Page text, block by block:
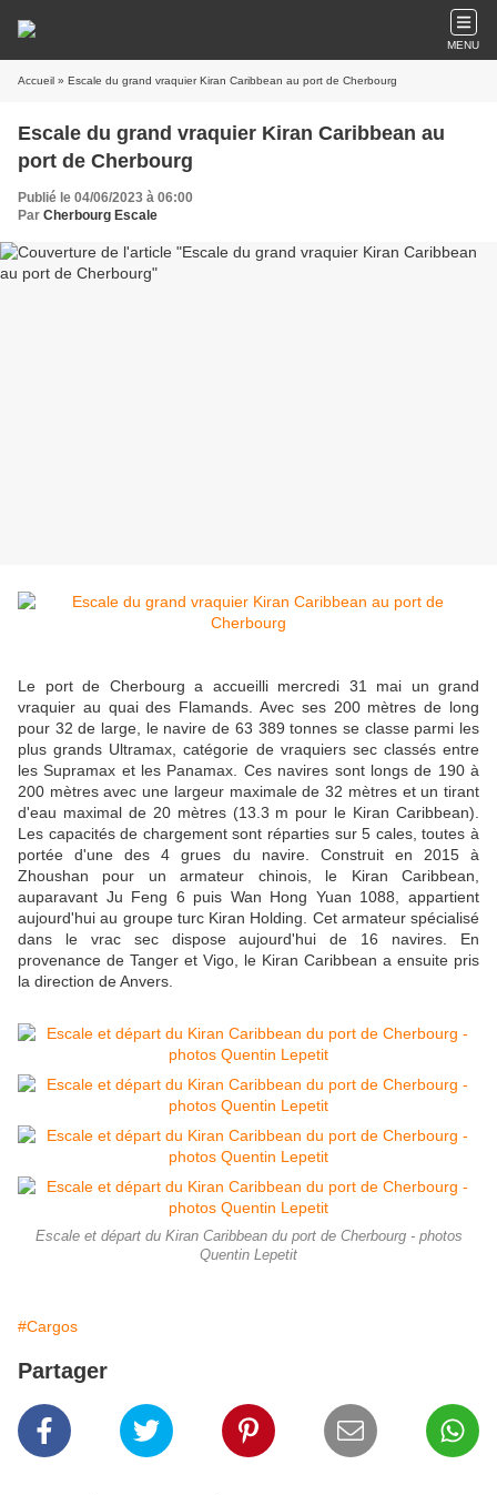
MENU
Accueil » Escale du grand vraquier Kiran Caribbean au port de Cherbourg
Escale du grand vraquier Kiran Caribbean au
port de Cherbourg
Publié le 04/06/2023 à 06:00
Par Cherbourg Escale
Le port de Cherbourg a accueilli mercredi 31 mai un grand
vraquier au quai des Flamands. Avec ses 200 mètres de long
pour 32 de large, le navire de 63 389 tonnes se classe parmi les
plus grands Ultramax, catégorie de vraquiers sec classés entre
les Supramax et les Panamax. Ces navires sont longs de 190 à
200 mètres avec une largeur maximale de 32 mètres et un tirant
d'eau maximal de 20 mètres (13.3 m pour le Kiran Caribbean).
Les capacités de chargement sont réparties sur 5 cales, toutes à
portée d'une des 4 grues du navire. Construit en 2015 à
Zhoushan pour un armateur chinois, le Kiran Caribbean,
auparavant Ju Feng 6 puis Wan Hong Yuan 1088, appartient
aujourd'hui au groupe turc Kiran Holding. Cet armateur spécialisé
dans le vrac sec dispose aujourd'hui de 16 navires. En
provenance de Tanger et Vigo, le Kiran Caribbean a ensuite pris
la direction de Anvers.
Escale et départ du Kiran Caribbean du port de Cherbourg - photos
Quentin Lepetit
#Cargos
Partager